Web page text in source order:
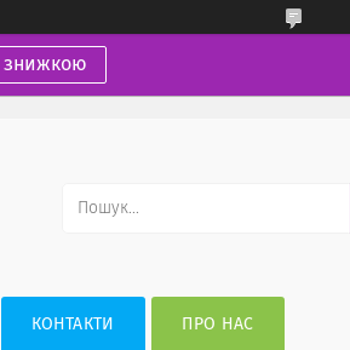
знижкою
КОНТАКТИ ПРО НАС